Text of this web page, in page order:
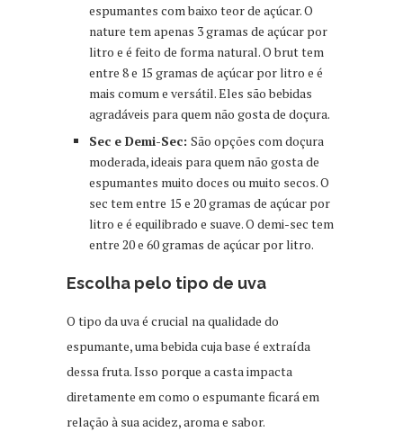
espumantes com baixo teor de açúcar. O
nature tem apenas 3 gramas de açúcar por
litro e é feito de forma natural. O brut tem
entre 8 e 15 gramas de açúcar por litro e é
mais comum e versátil. Eles são bebidas
agradáveis para quem não gosta de doçura.
Sec e Demi-Sec: São opções com doçura
moderada, ideais para quem não gosta de
espumantes muito doces ou muito secos. O
sec tem entre 15 e 20 gramas de açúcar por
litro e é equilibrado e suave. O demi-sec tem
entre 20 e 60 gramas de açúcar por litro.
Escolha pelo tipo de uva
O tipo da uva é crucial na qualidade do
espumante, uma bebida cuja base é extraída
dessa fruta. Isso porque a casta impacta
diretamente em como o espumante ficará em
relação à sua acidez, aroma e sabor.